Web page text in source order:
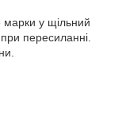
марки у щільний
пересиланні.